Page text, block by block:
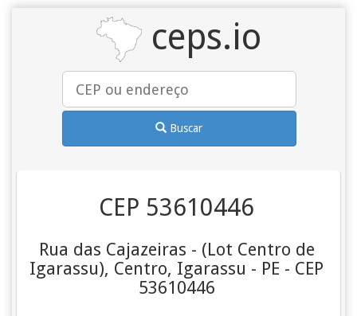
ceps.io
Buscar
CEP 53610446
Rua das Cajazeiras - (Lot Centro de
Igarassu), Centro, Igarassu - PE - CEP
53610446